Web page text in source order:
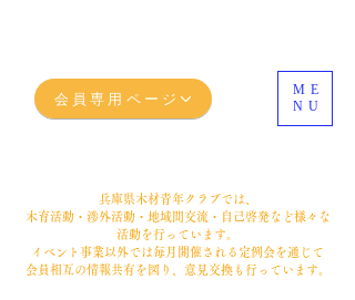
ME
NU
会員専用ページ
兵庫県木材青年クラブでは、
木育活動・渉外活動・地域間交流・自己啓発など様々な
活動を行っています。
イベント事業以外では毎月開催される定例会を通じて
会員相互の情報共有を図り、意見交換も行っています。